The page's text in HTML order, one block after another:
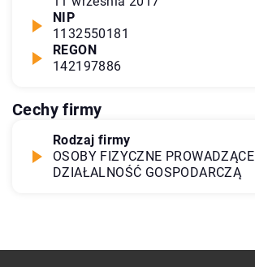
NIP
1132550181
REGON
142197886
Cechy firmy
Rodzaj firmy
OSOBY FIZYCZNE PROWADZĄCE
DZIAŁALNOŚĆ GOSPODARCZĄ